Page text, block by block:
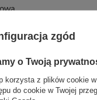
50g
Despalada 50g
zgód
o Twoją
korzysta z plików cookie
do cookie w Twojej